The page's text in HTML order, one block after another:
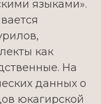
языками».
как
На
данных о
юкагирской